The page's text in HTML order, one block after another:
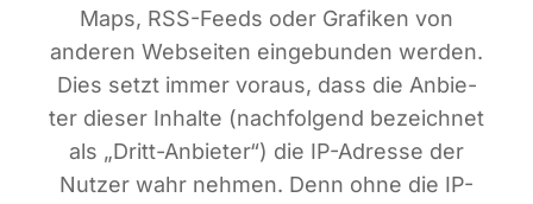
Maps, RSS-Feeds oder Gra­fi­ken von
ande­ren Web­sei­ten ein­ge­bun­den wer­den.
Dies setzt immer vor­aus, dass die Anbie­
ter die­ser Inhal­te (nach­fol­gend bezeich­net
als „Dritt-Anbie­ter“) die IP-Adres­se der
Nut­zer wahr neh­men. Denn ohne die IP-